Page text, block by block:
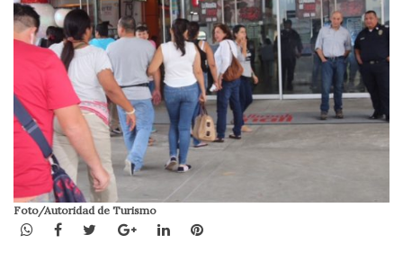
Foto/Autoridad de Turismo
WhatsApp
Facebook
TwitterGoogle+LinkedInPinterest